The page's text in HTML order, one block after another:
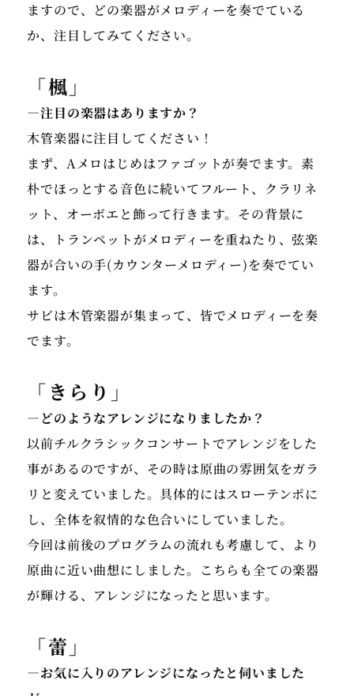
ますので、どの楽器がメロディーを奏でている
か、注目してみてください。
「楓」
木管楽器に注目してください！
まず、Aメロはじめはファゴットが奏でます。素
朴でほっとする音色に続いてフルート、クラリネ
ット、オーボエと飾って行きます。その背景に
は、トランペットがメロディーを重ねたり、弦楽
器が合いの手(カウンターメロディー)を奏でてい
ます。
サビは木管楽器が集まって、皆でメロディーを奏
でます。
「きらり」
―どのようなアレンジになりましたか？
以前チルクラシックコンサートでアレンジをした
事があるのですが、その時は原曲の雰囲気をガラ
リと変えていました。具体的にはスローテンポに
し、全体を叙情的な色合いにしていました。
今回は前後のプログラムの流れも考慮して、より
原曲に近い曲想にしました。こちらも全ての楽器
が輝ける、アレンジになったと思います。
「蕾」
―お気に入りのアレンジになったと伺いました